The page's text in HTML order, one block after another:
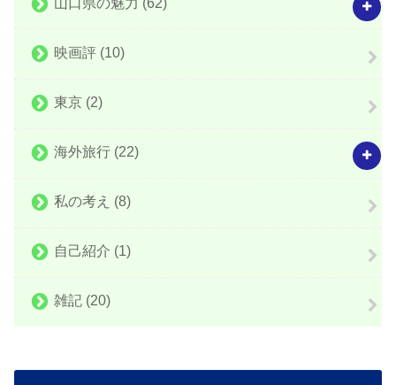
映画評 (10)
東京 (2)
海外旅行 (22)
私の考え (8)
自己紹介 (1)
雑記 (20)